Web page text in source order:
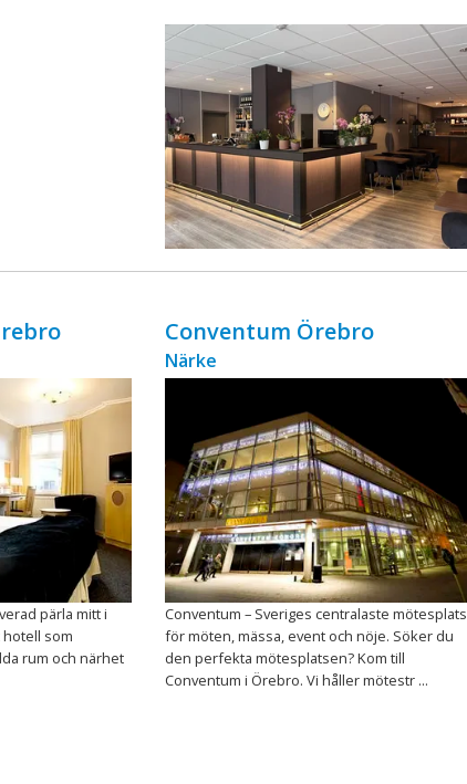
pärla mitt i
som
rum och närhet
Conventum Örebro
Närke
Conventum – Sveriges centralaste mötesplats
för möten, mässa, event och nöje. Söker du
den perfekta mötesplatsen? Kom till
Conventum i Örebro. Vi håller mötestr ...